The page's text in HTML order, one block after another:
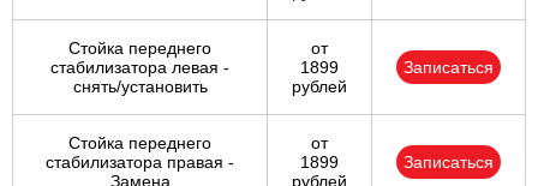
Стойка переднего
стабилизатора левая -
снять/установить
от
1899
рублей
Записаться
Стойка переднего
стабилизатора правая -
Замена
от
1899
рублей
Записаться